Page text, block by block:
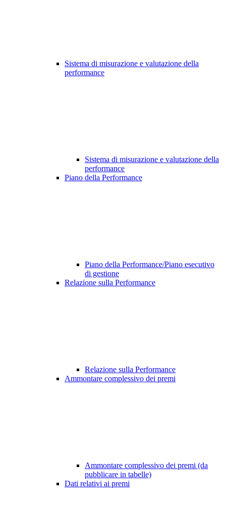
Sistema di misurazione e valutazione della
performance
Sistema di misurazione e valutazione della
performance
Piano della Performance
Piano della Performance/Piano esecutivo
di gestione
Relazione sulla Performance
Relazione sulla Performance
Ammontare complessivo dei premi
Ammontare complessivo dei premi (da
pubblicare in tabelle)
Dati relativi ai premi